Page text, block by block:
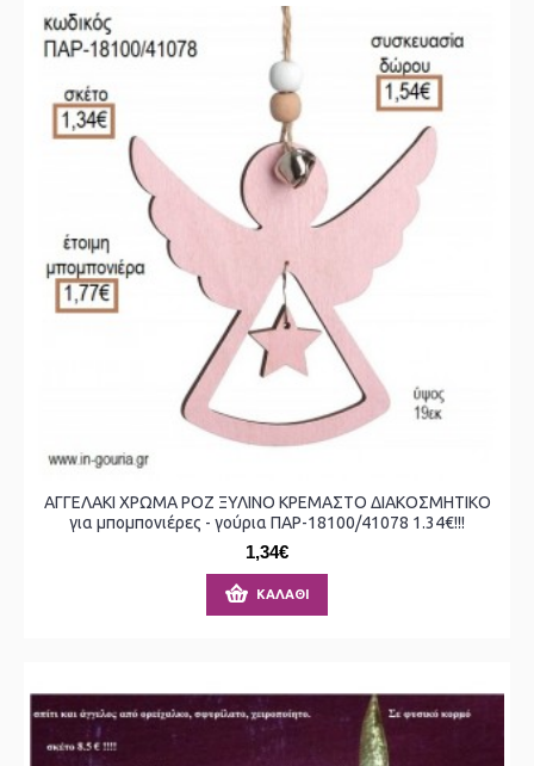
ΑΓΓΕΛΑΚΙ ΧΡΩΜΑ ΡΟΖ ΞΥΛΙΝΟ ΚΡΕΜΑΣΤΟ ΔΙΑΚΟΣΜΗΤΙΚΟ
για μπομπονιέρες - γούρια ΠΑΡ-18100/41078 1.34€!!!
1,34€
ΚΑΛΆΘΙ